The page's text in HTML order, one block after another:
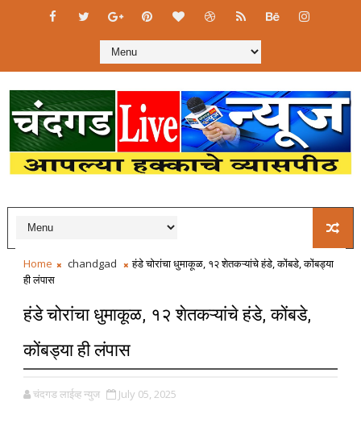
Home chandgad
हंडे चोरांचा धुमाकूळ, १२ शेतकऱ्यांचे हंडे, कोंबडे, कोंबड्या
ही लंपास
हंडे चोरांचा धुमाकूळ, १२ शेतकऱ्यांचे हंडे, कोंबडे,
कोंबड्या ही लंपास
चंदगड लाईव्ह न्युज July 05, 2025